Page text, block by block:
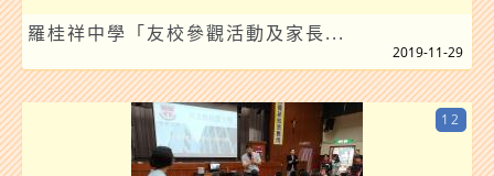
羅桂祥中學「友校參觀活動及家長...
2019-11-29
12